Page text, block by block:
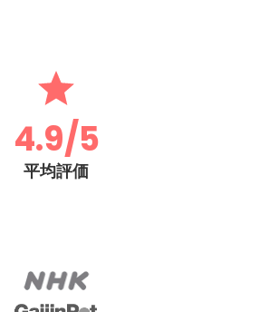
4.9/5
平均評価